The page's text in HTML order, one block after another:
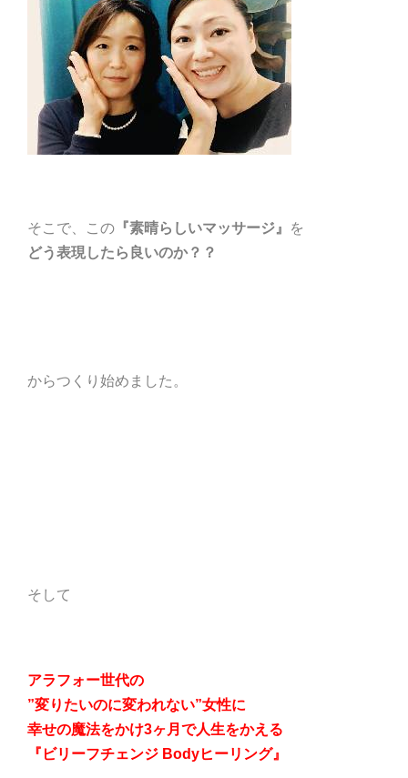
そこで、この 『素晴らしいマッサージ』
を
どう表現したら良いのか？？
からつくり始めました。
そして
アラフォー世代の
”変りたいのに変われない”女性に
幸せの魔法をかけ3ヶ月で人生をかえる
『ビリーフチェンジ Bodyヒーリング』